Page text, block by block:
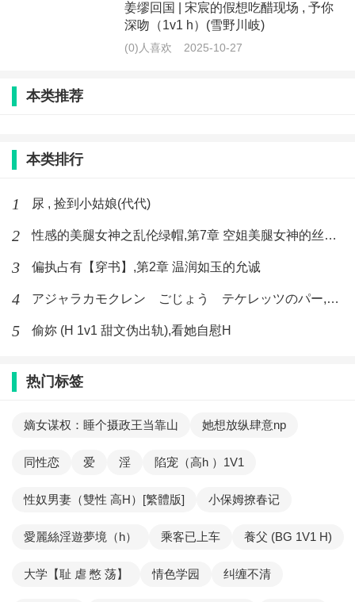
姜缪回国 | 宋宸的假想吃醋现场 , 予你
深吻（1v1 h）(雪野川岐)
(0)人喜欢 2025-10-27
本类推荐
本类排行
1 尿 , 捡到小姑娘(代代)
2 性感的美腿女神之乱伦绿帽,第7章 空姐美腿女神的丝袜足交
3 偏执占有【穿书】,第2章 温润如玉的允诚
4 アジャラカモクレン ごじょう テケレッツのパー,【No. 42 Rube Goldberg Machine】十四
5 偷妳 (H 1v1 甜文伪出轨),看她自慰H
热门标签
嫡女谋权：睡个摄政王当靠山 她想放纵肆意np
同性恋 爱 淫 陷宠（高h ）1V1
性奴男妻（雙性 高H）[繁體版] 小保姆撩春记
愛麗絲淫遊夢境（h） 乘客已上车 養父 (BG 1V1 H)
大学【耻 虐 憋 荡】 情色学园 纠缠不清